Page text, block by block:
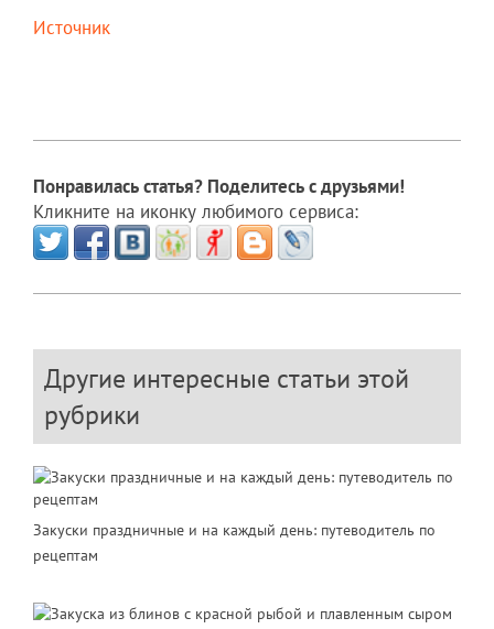
Источник
Понравилась статья? Поделитесь с друзьями!
Кликните на иконку любимого сервиса:
Другие интересные статьи этой
рубрики
Закуски праздничные и на каждый день: путеводитель по
рецептам